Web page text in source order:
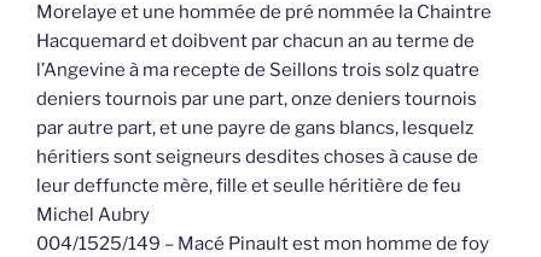
Morelaye et une hommée de pré nommée la Chaintre
Hacquemard et doibvent par chacun an au terme de
l’Angevine à ma recepte de Seillons trois solz quatre
deniers tournois par une part, onze deniers tournois
par autre part, et une payre de gans blancs, lesquelz
héritiers sont seigneurs desdites choses à cause de
leur deffuncte mère, fille et seulle héritière de feu
Michel Aubry
004/1525/149 – Macé Pinault est mon homme de foy